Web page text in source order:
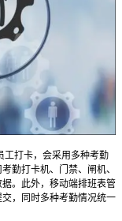
工打卡，会采用多种考勤
勤打卡机、门禁、闸机、
。此外，移动端排班表管
，同时多种考勤情况统一